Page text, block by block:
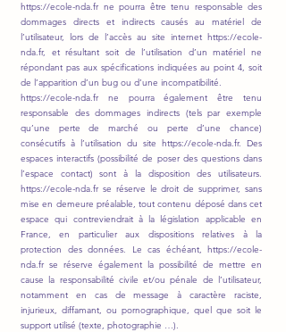
https://ecole-nda.fr ne pourra être tenu responsable des
dommages directs et indirects causés au matériel de
l’utilisateur, lors de l’accès au site internet https://ecole-
nda.fr, et résultant soit de l’utilisation d’un matériel ne
répondant pas aux spécifications indiquées au point 4, soit
de l’apparition d’un bug ou d’une incompatibilité.
https://ecole-nda.fr ne pourra également être tenu
responsable des dommages indirects (tels par exemple
qu’une perte de marché ou perte d’une chance)
consécutifs à l’utilisation du site https://ecole-nda.fr. Des
espaces interactifs (possibilité de poser des questions dans
l’espace contact) sont à la disposition des utilisateurs.
https://ecole-nda.fr se réserve le droit de supprimer, sans
mise en demeure préalable, tout contenu déposé dans cet
espace qui contreviendrait à la législation applicable en
France, en particulier aux dispositions relatives à la
protection des données. Le cas échéant, https://ecole-
nda.fr se réserve également la possibilité de mettre en
cause la responsabilité civile et/ou pénale de l’utilisateur,
notamment en cas de message à caractère raciste,
injurieux, diffamant, ou pornographique, quel que soit le
support utilisé (texte, photographie …).